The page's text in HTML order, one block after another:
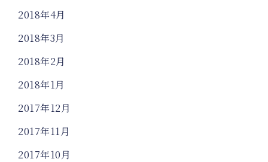
2018年4月
2018年3月
2018年2月
2018年1月
2017年12月
2017年11月
2017年10月